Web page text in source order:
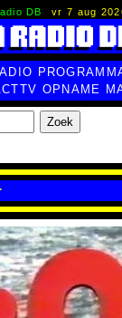
DB vr 7 aug
TV OPNAME
Zoek